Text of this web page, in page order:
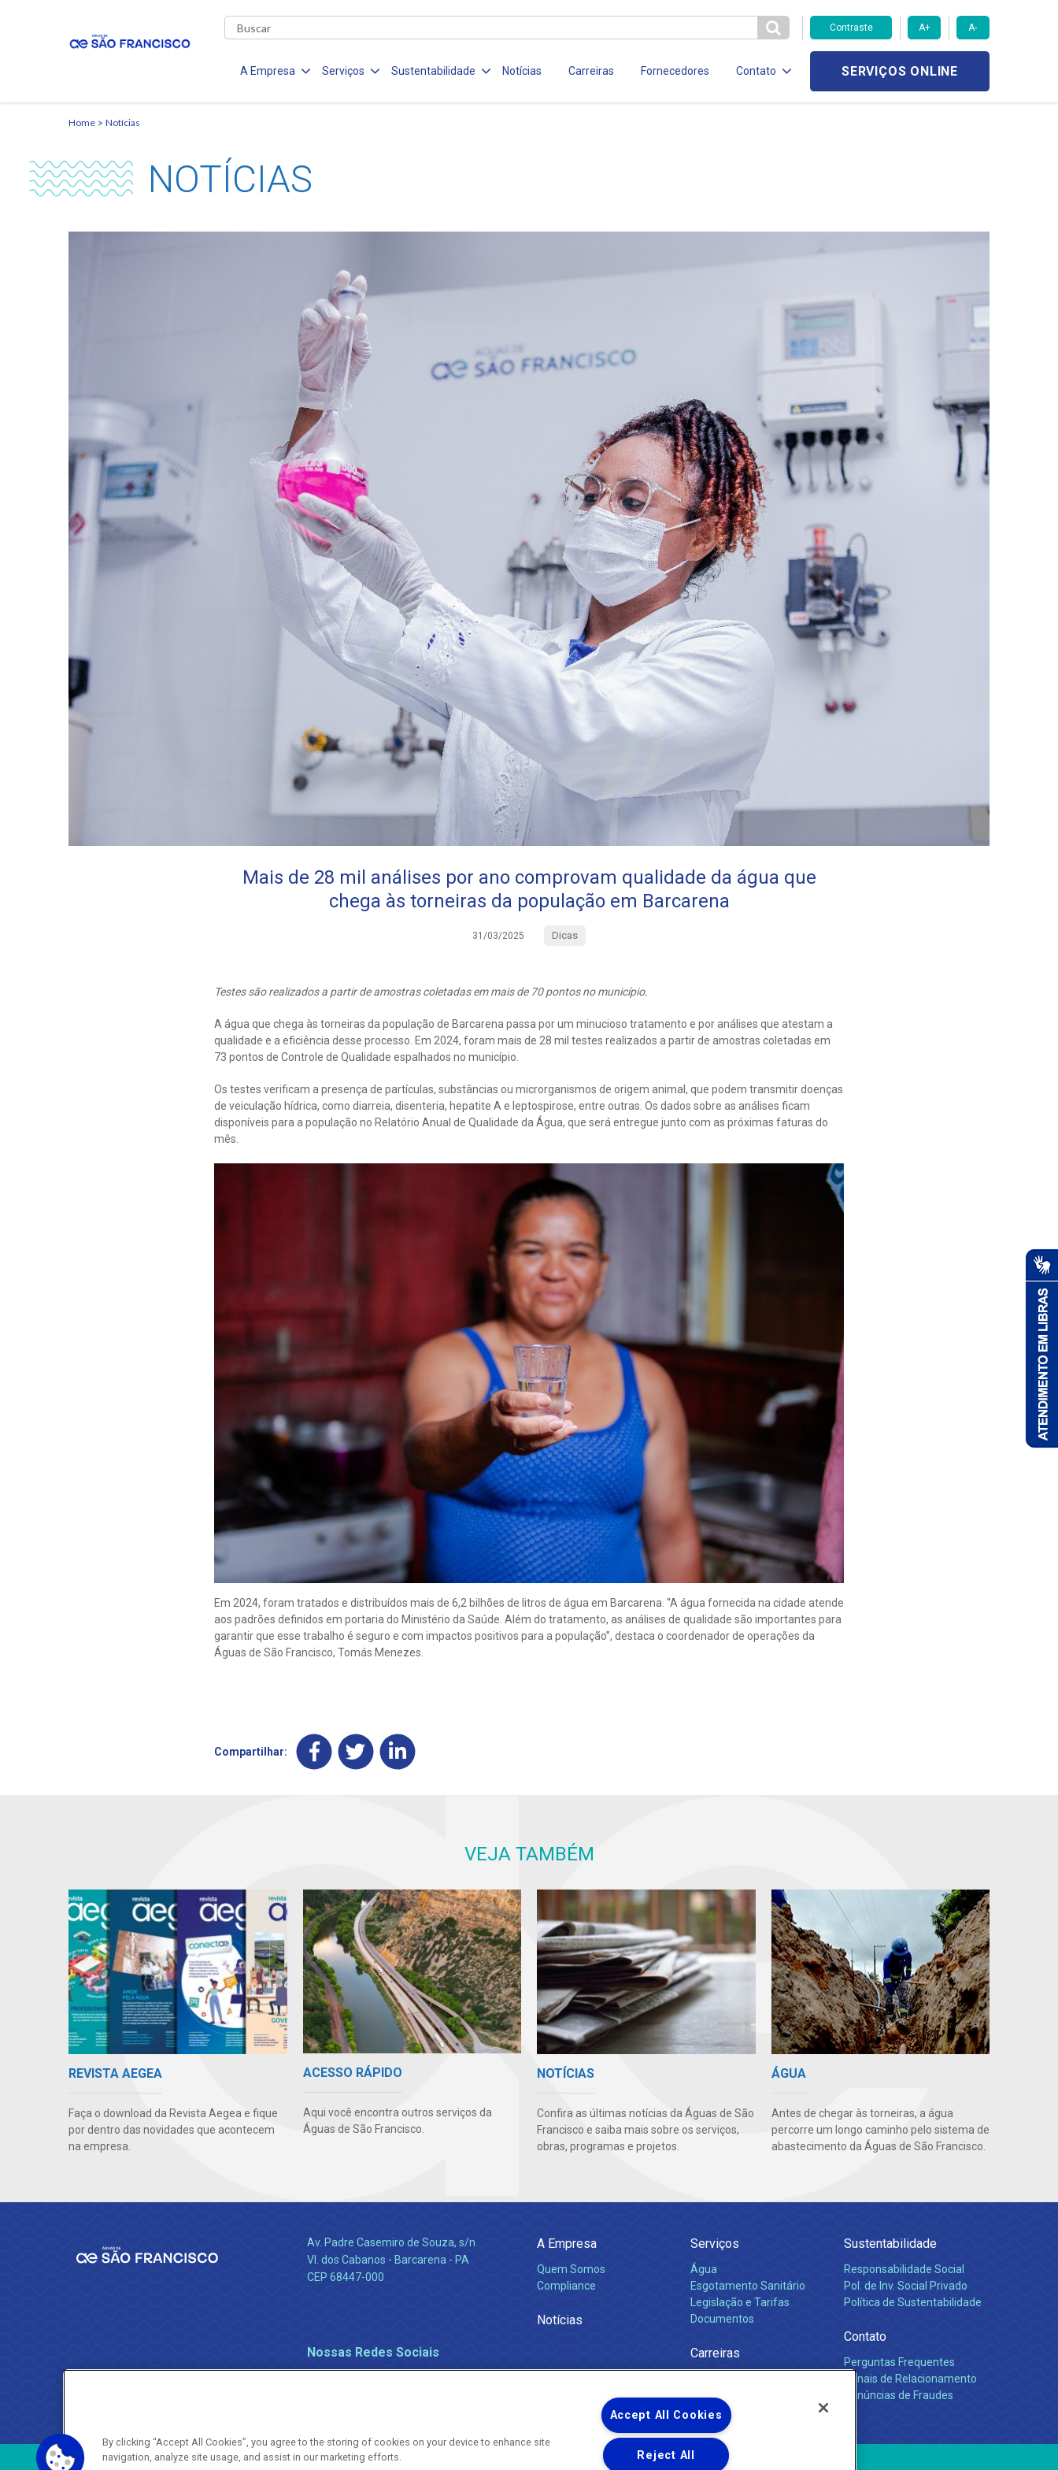
Contraste A+ A-
A Empresa Serviços Sustentabilidade Notícias Carreiras Fornecedores Contato SERVIÇOS ONLINE
Home Notícias
NOTÍCIAS
Mais de 28 mil análises por ano comprovam qualidade da água que
chega às torneiras da população em Barcarena
31/03/2025 Dicas
Testes são realizados a partir de amostras coletadas em mais de 70 pontos no município.
A água que chega às torneiras da população de Barcarena passa por um minucioso tratamento e por análises que atestam a
qualidade e a eficiência desse processo. Em 2024, foram mais de 28 mil testes realizados a partir de amostras coletadas em
73 pontos de Controle de Qualidade espalhados no município.
Os testes verificam a presença de partículas, substâncias ou microrganismos de origem animal, que podem transmitir doenças
de veiculação hídrica, como diarreia, disenteria, hepatite A e leptospirose, entre outras. Os dados sobre as análises ficam
disponíveis para a população no Relatório Anual de Qualidade da Água, que será entregue junto com as próximas faturas do
mês.
Em 2024, foram tratados e distribuídos mais de 6,2 bilhões de litros de água em Barcarena. “A água fornecida na cidade atende
aos padrões definidos em portaria do Ministério da Saúde. Além do tratamento, as análises de qualidade são importantes para
garantir que esse trabalho é seguro e com impactos positivos para a população”, destaca o coordenador de operações da
Águas de São Francisco, Tomás Menezes.
Compartilhar:
VEJA TAMBÉM
REVISTA AEGEA
Faça o download da Revista Aegea e fique
por dentro das novidades que acontecem
na empresa.
ACESSO RÁPIDO
Aqui você encontra outros serviços da
Águas de São Francisco.
NOTÍCIAS
Confira as últimas notícias da Águas de São
Francisco e saiba mais sobre os serviços,
obras, programas e projetos.
ÁGUA
Antes de chegar às torneiras, a água
percorre um longo caminho pelo sistema de
abastecimento da Águas de São Francisco.
Av. Padre Casemiro de Souza, s/n
Vl. dos Cabanos - Barcarena - PA
CEP 68447-000
Nossas Redes Sociais
A Empresa
Quem Somos
Compliance
Notícias
Serviços
Água
Esgotamento Sanitário
Legislação e Tarifas
Documentos
Carreiras
Sustentabilidade
Responsabilidade Social
Pol. de Inv. Social Privado
Política de Sustentabilidade
Contato
Perguntas Frequentes
Canais de Relacionamento
Denúncias de Fraudes
By clicking “Accept All Cookies”, you agree to the storing of cookies on your device to enhance site
navigation, analyze site usage, and assist in our marketing efforts.
Accept All Cookies
Reject All